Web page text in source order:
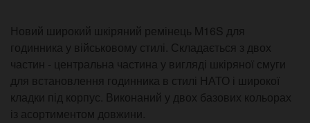
Новий широкий шкіряний ремінець M16S для
годинника у військовому стилі. Складається з двох
частин - центральна частина у вигляді шкіряної смуги
для встановлення годинника в стилі НАТО і широкої
кладки під корпус. Виконаний у двох базових кольорах
із асортиментом довжини.